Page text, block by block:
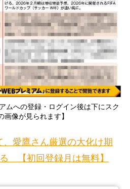
ムへの登録・ログイン後は下にスク
像が見られます】
、愛鷹さん厳選の大化け期
【初回登録月は無料】